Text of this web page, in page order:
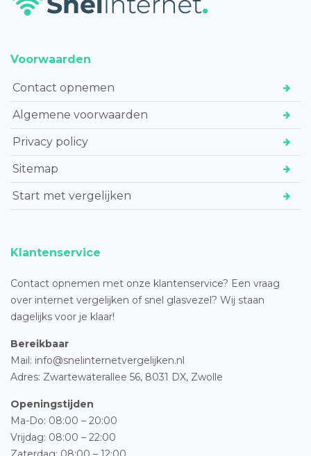
Voorwaarden
Contact opnemen
Algemene voorwaarden
Privacy policy
Sitemap
Start met vergelijken
Klantenservice
Contact opnemen met onze klantenservice? Een vraag
over internet vergelijken of snel glasvezel? Wij staan
dagelijks voor je klaar!
Bereikbaar
Mail: info@snelinternetvergelijken.nl
Adres: Zwartewaterallee 56, 8031 DX, Zwolle
Openingstijden
Ma-Do: 08:00 – 20:00
Vrijdag: 08:00 – 22:00